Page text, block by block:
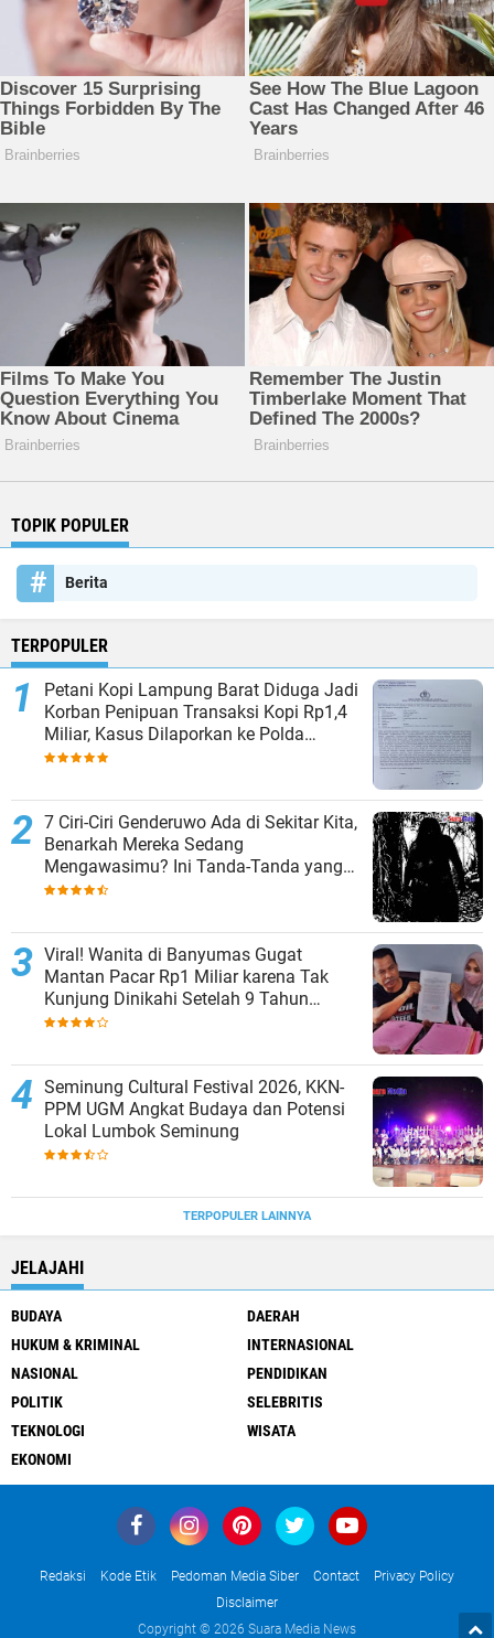
TOPIK POPULER
Berita
TERPOPULER
Petani Kopi Lampung Barat Diduga Jadi
Korban Penipuan Transaksi Kopi Rp1,4
Miliar, Kasus Dilaporkan ke Polda
Lampung
7 Ciri-Ciri Genderuwo Ada di Sekitar Kita,
Benarkah Mereka Sedang
Mengawasimu? Ini Tanda-Tanda yang
Sering Diabaikan
Viral! Wanita di Banyumas Gugat
Mantan Pacar Rp1 Miliar karena Tak
Kunjung Dinikahi Setelah 9 Tahun
Berpacaran
Seminung Cultural Festival 2026, KKN-
PPM UGM Angkat Budaya dan Potensi
Lokal Lumbok Seminung
TERPOPULER LAINNYA
JELAJAHI
BUDAYA
DAERAH
HUKUM & KRIMINAL
INTERNASIONAL
NASIONAL
PENDIDIKAN
POLITIK
SELEBRITIS
TEKNOLOGI
WISATA
EKONOMI
Redaksi Kode Etik Pedoman Media Siber Contact
Privacy Policy
Disclaimer
Copyright © 2026 Suara Media News